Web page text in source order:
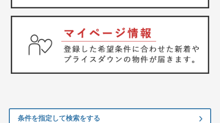
条件を指定して検索をする